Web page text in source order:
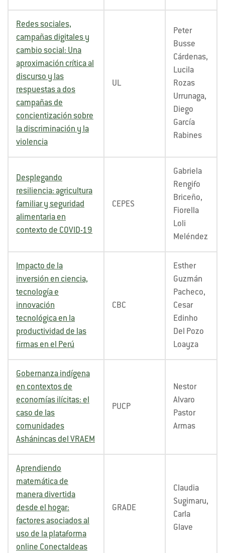
Redes sociales,
campañas digitales y
cambio social: Una
aproximación crítica al
discurso y las
respuestas a dos
campañas de
concientización sobre
la discriminación y la
violencia
UL
Peter
Busse
Cárdenas,
Lucila
Rozas
Urrunaga,
Diego
García
Rabines
Desplegando
resiliencia: agricultura
familiar y seguridad
alimentaria en
contexto de COVID-19
CEPES
Gabriela
Rengifo
Briceño,
Fiorella
Loli
Meléndez
Impacto de la
inversión en ciencia,
tecnología e
innovación
tecnológica en la
productividad de las
firmas en el Perú
CBC
Esther
Guzmán
Pacheco,
Cesar
Edinho
Del Pozo
Loayza
Gobernanza indígena
en contextos de
economías ilícitas: el
caso de las
comunidades
Ashánincas del VRAEM
PUCP
Nestor
Alvaro
Pastor
Armas
Aprendiendo
matemática de
manera divertida
desde el hogar:
factores asociados al
uso de la plataforma
online ConectaIdeas
GRADE
Claudia
Sugimaru,
Carla
Glave